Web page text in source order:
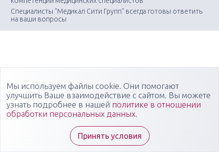
Специалисты "Медикал Сити Групп" всегда готовы ответить
на ваши вопросы
Мы используем файлы cookie. Они помогают
улучшить Ваше взаимодействие с сайтом. Вы можете
узнать подробнее в нашей политике в отношении
обработки персональных данных.
Принять условия